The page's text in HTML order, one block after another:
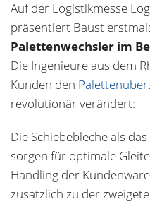
Auf der Logistikmesse
präsentiert Baust
Palettenwechsler im
Die Ingenieure aus dem
Kunden den
revolutionär verändert:
Die Schiebebleche als
sorgen für optimale
Handling der
zusätzlich zu der